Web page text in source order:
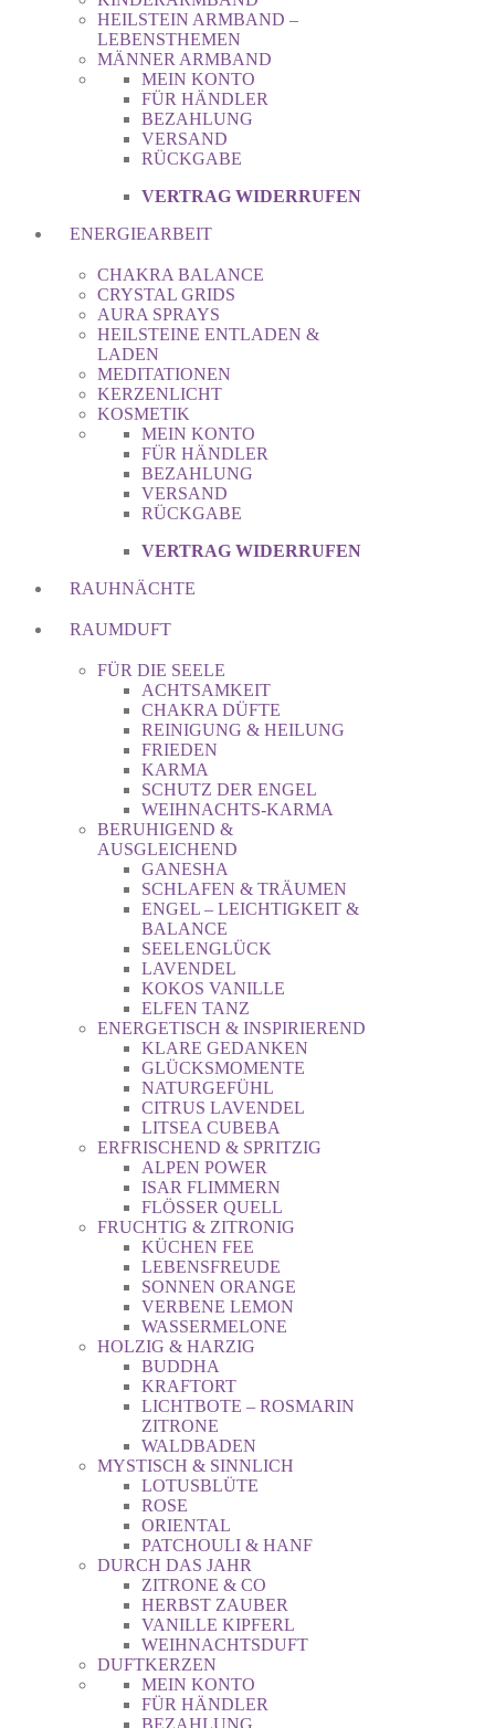
HEILSTEIN ARMBAND –
LEBENSTHEMEN
MÄNNER ARMBAND
MEIN KONTO
FÜR HÄNDLER
BEZAHLUNG
VERSAND
RÜCKGABE
VERTRAG WIDERRUFEN
ENERGIEARBEIT
CHAKRA BALANCE
CRYSTAL GRIDS
AURA SPRAYS
HEILSTEINE ENTLADEN &
LADEN
MEDITATIONEN
KERZENLICHT
KOSMETIK
MEIN KONTO
FÜR HÄNDLER
BEZAHLUNG
VERSAND
RÜCKGABE
VERTRAG WIDERRUFEN
RAUHNÄCHTE
RAUMDUFT
FÜR DIE SEELE
ACHTSAMKEIT
CHAKRA DÜFTE
REINIGUNG & HEILUNG
FRIEDEN
KARMA
SCHUTZ DER ENGEL
WEIHNACHTS-KARMA
BERUHIGEND &
AUSGLEICHEND
GANESHA
SCHLAFEN & TRÄUMEN
ENGEL – LEICHTIGKEIT &
BALANCE
SEELENGLÜCK
LAVENDEL
KOKOS VANILLE
ELFEN TANZ
ENERGETISCH & INSPIRIEREND
KLARE GEDANKEN
GLÜCKSMOMENTE
NATURGEFÜHL
CITRUS LAVENDEL
LITSEA CUBEBA
ERFRISCHEND & SPRITZIG
ALPEN POWER
ISAR FLIMMERN
FLÖSSER QUELL
FRUCHTIG & ZITRONIG
KÜCHEN FEE
LEBENSFREUDE
SONNEN ORANGE
VERBENE LEMON
WASSERMELONE
HOLZIG & HARZIG
BUDDHA
KRAFTORT
LICHTBOTE – ROSMARIN
ZITRONE
WALDBADEN
MYSTISCH & SINNLICH
LOTUSBLÜTE
ROSE
ORIENTAL
PATCHOULI & HANF
DURCH DAS JAHR
ZITRONE & CO
HERBST ZAUBER
VANILLE KIPFERL
WEIHNACHTSDUFT
DUFTKERZEN
MEIN KONTO
FÜR HÄNDLER
BEZAHLUNG